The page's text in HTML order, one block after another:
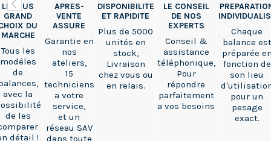
LE PLUS
GRAND
DU
MARCHE
Tous les
modéles
de
avec la
de les
détail !
APRES-
VENTE
ASSURE
Garantie en
nos
ateliers,
15
techniciens
a votre
service,
et un
réseau SAV
dans toute
DISPONIBILITE
ET RAPIDITE
Plus de 5000
unités en
stock,
Livraison
chez vous ou
en relais.
LE CONSEIL
DE NOS
EXPERTS
Conseil &
assistance
téléphonique,
Pour
répondre
parfaitement
a vos besoins
Chaque
balance est
préparée
fonction de
son lieu
pour un
pesage
exact.